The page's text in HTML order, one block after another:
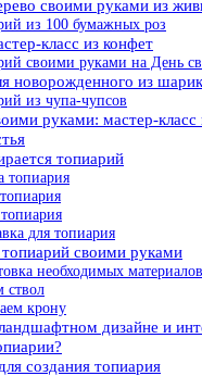
своими руками из
из 100 бумажных роз
класс из конфет
своими руками на День
новорожденного из
из чупа-чупсов
руками: мастер-
топиарий
топиария
для топиария
топиарий своими руками
необходимых материалов
ствол
крону
дизайне и
создания топиария